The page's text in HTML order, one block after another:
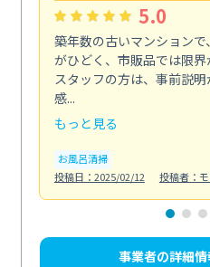
5.0
築年数の古いマンション
がひどく、市販品では限界
スタッフの方は、事前説
感...
もっと見る
お風呂清掃
投稿日：2025/02/12
投稿者：
事業者の詳細